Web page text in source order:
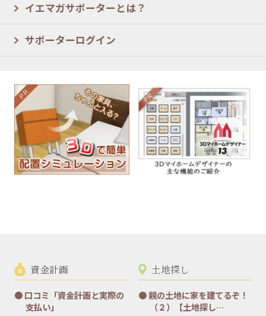
イエマガサポーターとは？
サポーターログイン
資金計画
口コミ「資金計画と実際の
支払い」
土地探し
親の土地に家を建てるぞ！
（２）【土地探し…